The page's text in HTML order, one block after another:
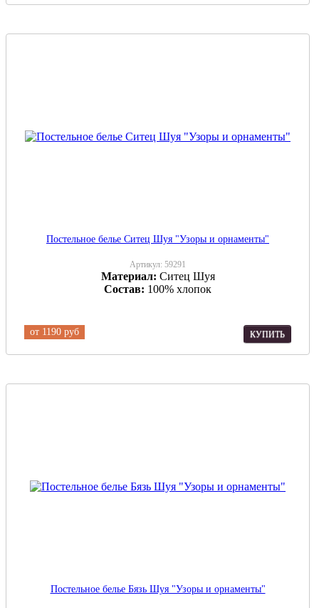
Постельное белье Ситец Шуя "Узоры и орнаменты"
Артикул: 59291
Материал: Ситец Шуя
Состав: 100% хлопок
от 1190 руб КУПИТЬ
Постельное белье Бязь Шуя "Узоры и орнаменты"